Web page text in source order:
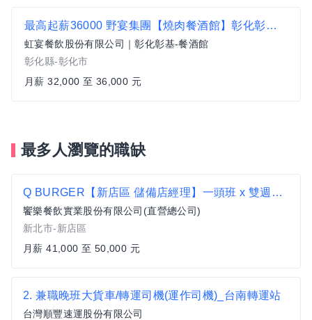
最高起薪36000 野宴集團【燒肉餐酒館】彰化彰基-廚師/廚助/內場人員
虹宴餐飲股份有限公司｜彰化彰基-餐酒館
彰化縣-彰化市
月薪 32,000 至 36,000 元
最多人瀏覽的職缺
Q BURGER【新店區 儲備店經理】一頭班 x 雙週發薪 x 過年連休5天
饗樂餐飲實業股份有限公司(直營總公司)
新北市-新店區
月薪 41,000 至 50,000 元
2. 兼職晚班大貨車/轉運司機(運作司機)_台南轉運站
台灣順豐速運股份有限公司